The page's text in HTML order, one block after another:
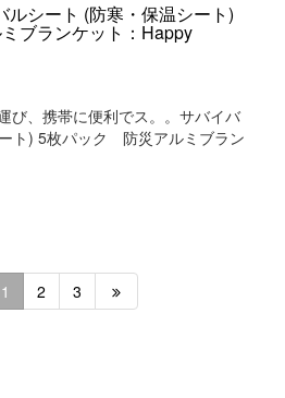
ルシート (防寒・保温シート)
ブランケット：Happy
び、携帯に便利でス。。サバイバ
ト) 5枚パック 防災アルミブラン
1 2 3